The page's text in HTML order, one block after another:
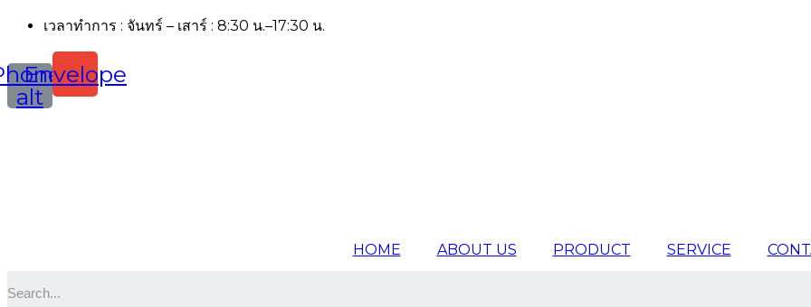
เวลาทำการ : จันทร์ – เสาร์ : 8:30 น.–17:30 น.
alt
Envelope
HOME ABOUT US PRODUCT SERVICE